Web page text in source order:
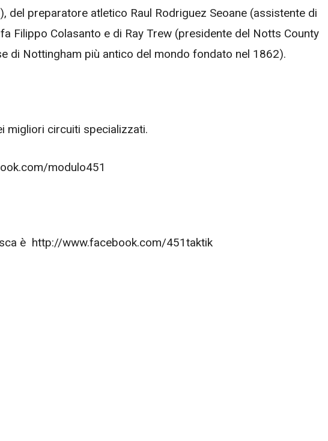
del preparatore atletico Raul Rodriguez Seoane (assistente di
Filippo Colasanto e di Ray Trew (presidente del Notts County
di Nottingham più antico del mondo fondato nel 1862).
migliori circuiti specializzati.
modulo451
è http://www.facebook.com/451taktik